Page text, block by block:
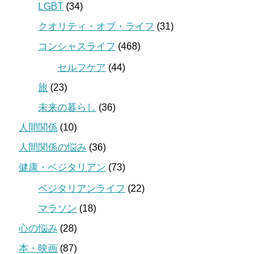
LGBT (34)
クオリティ・オブ・ライフ (31)
コンシャスライフ (468)
セルフケア (44)
旅 (23)
未来の暮らし (36)
人間関係 (10)
人間関係の悩み (36)
健康・ベジタリアン (73)
ベジタリアンライフ (22)
マラソン (18)
心の悩み (28)
本・映画 (87)